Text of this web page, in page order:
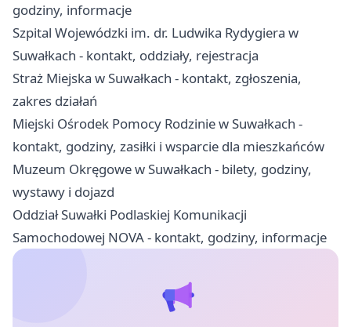
godziny, informacje
Szpital Wojewódzki im. dr. Ludwika Rydygiera w
Suwałkach - kontakt, oddziały, rejestracja
Straż Miejska w Suwałkach - kontakt, zgłoszenia,
zakres działań
Miejski Ośrodek Pomocy Rodzinie w Suwałkach -
kontakt, godziny, zasiłki i wsparcie dla mieszkańców
Muzeum Okręgowe w Suwałkach - bilety, godziny,
wystawy i dojazd
Oddział Suwałki Podlaskiej Komunikacji
Samochodowej NOVA - kontakt, godziny, informacje